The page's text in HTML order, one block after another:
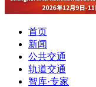
首页
新闻
公共交通
轨道交通
智库·专家